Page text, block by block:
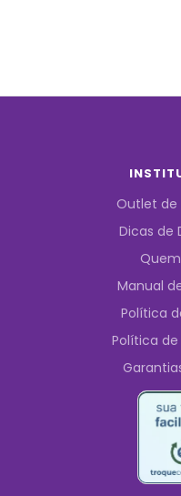
Outlet de
Dicas de
Manual
Política
Política